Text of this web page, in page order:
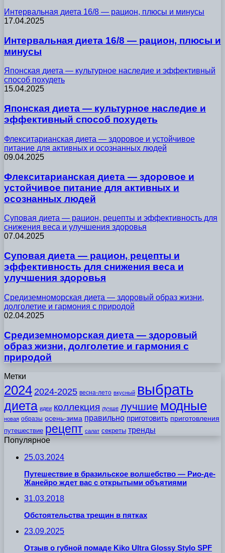
Интервальная диета 16/8 — рацион, плюсы и минусы
17.04.2025
Интервальная диета 16/8 — рацион, плюсы и
минусы
Японская диета — культурное наследие и эффективный
способ похудеть
15.04.2025
Японская диета — культурное наследие и
эффективный способ похудеть
Флекситарианская диета — здоровое и устойчивое
питание для активных и осознанных людей
09.04.2025
Флекситарианская диета — здоровое и
устойчивое питание для активных и
осознанных людей
Суповая диета — рацион, рецепты и эффективность для
снижения веса и улучшения здоровья
07.04.2025
Суповая диета — рацион, рецепты и
эффективность для снижения веса и
улучшения здоровья
Средиземноморская диета — здоровый образ жизни,
долголетие и гармония с природой
02.04.2025
Средиземноморская диета — здоровый
образ жизни, долголетие и гармония с
природой
Метки
2024 2024-2025 весна-лето вкусный выбрать
диета идеи коллекция лучше лучшие модные
новая образы осень-зима правильно приготовить приготовления
путешествие рецепт салат секреты тренды
Популярное
25.03.2024
Путешествие в бразильское волшебство — Рио-де-
Жанейро ждет вас с открытыми объятиями
31.03.2018
Обстоятельства трещин в пятках
23.09.2025
Отзыв о губной помаде Kiko Ultra Glossy Stylo SPF